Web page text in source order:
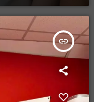
insert_link